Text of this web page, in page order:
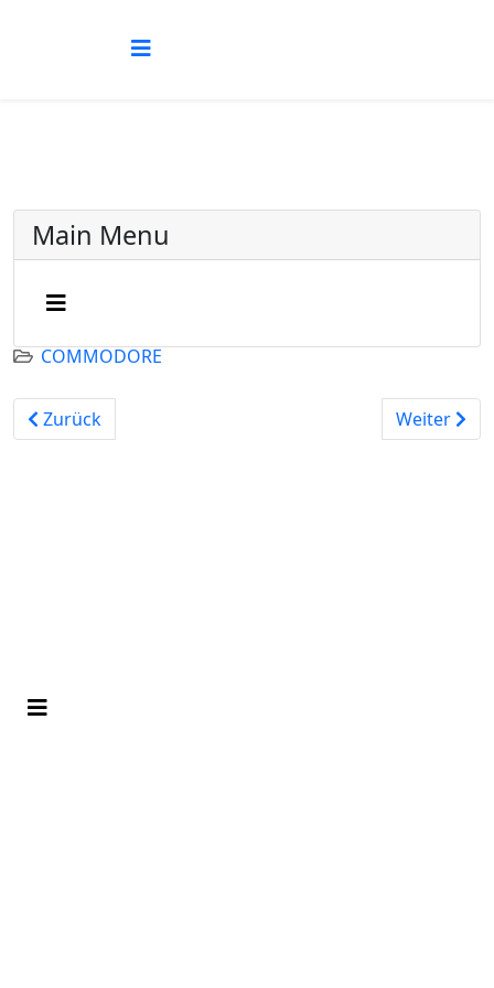
Main Menu
COMMODORE
Vorheriger Beitrag: SR-4148R
Zurück Nächster
Weiter